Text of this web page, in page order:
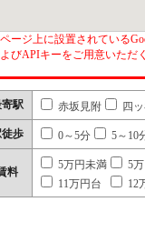
ージ上に設置されている
びAPIキーをご用意いただ
駅 赤坂見附 四
歩 0～5分 5～10
料
5万円未満
5
11万円台
12